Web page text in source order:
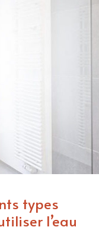
types
l’eau